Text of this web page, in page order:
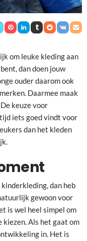
om leuke kleding aan
dan doen jouw
ouder daarom ook
Daarmee maak
keuze voor
iets goed vindt voor
dan het kleden
dan heb
gewoon voor
is wel heel simpel om
kiezen. Als het gaat om
in. Het is